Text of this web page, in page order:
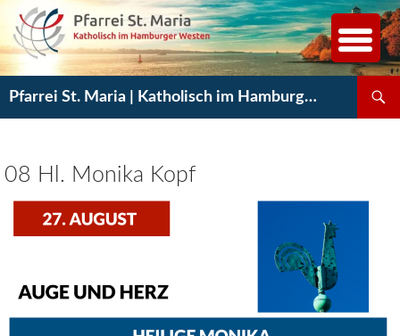
Inhalt
springen
Pfarrei St. Maria | Katholisch im Hamburger Westen
08 Hl. Monika Kopf